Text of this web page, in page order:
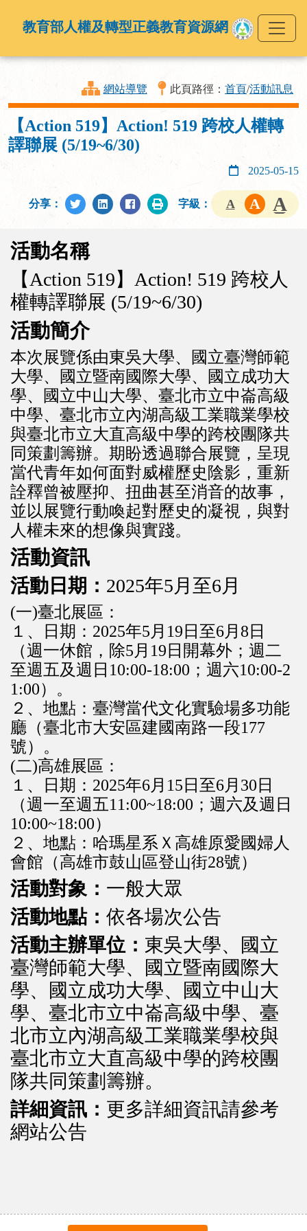
教育部人權及轉型正義教育資源網
網站導覽 此頁路徑： 首頁/活動訊息
【Action 519】Action! 519 跨校人權轉
譯聯展 (5/19~6/30)
2025-05-15
分享： 字級：
活動名稱
【Action 519】Action! 519 跨校人
權轉譯聯展 (5/19~6/30)
活動簡介
本次展覽係由東吳大學、國立臺灣師範
大學、國立暨南國際大學、國立成功大
學、國立中山大學、臺北市立中崙高級
中學、臺北市立內湖高級工業職業學校
與臺北市立大直高級中學的跨校團隊共
同策劃籌辦。期盼透過聯合展覽，呈現
當代青年如何面對威權歷史陰影，重新
詮釋曾被壓抑、扭曲甚至消音的故事，
並以展覽行動喚起對歷史的凝視，與對
人權未來的想像與實踐。
活動資訊
活動日期： 2025年5月至6月
(一)臺北展區：
１、日期：2025年5月19日至6月8日
（週一休館，除5月19日開幕外；週二
至週五及週日10:00-18:00；週六10:00-2
1:00）。
２、地點：臺灣當代文化實驗場多功能
廳（臺北市大安區建國南路一段177
號）。
(二)高雄展區：
１、日期：2025年6月15日至6月30日
（週一至週五11:00~18:00；週六及週日
10:00~18:00）
２、地點：哈瑪星系Ｘ高雄原愛國婦人
會館（高雄市鼓山區登山街28號）
活動對象： 一般大眾
活動地點：依各場次公告
活動主辦單位： 東吳大學、國立
臺灣師範大學、國立暨南國際大
學、國立成功大學、國立中山大
學、臺北市立中崙高級中學、臺
北市立內湖高級工業職業學校與
臺北市立大直高級中學的跨校團
隊共同策劃籌辦。
詳細資訊： 更多詳細資訊請參考
網站公告